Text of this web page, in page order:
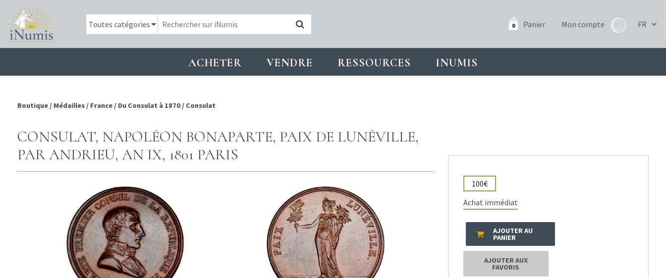
0 Panier Mon compte
ACHETER VENDRE RESSOURCES INUMIS
Boutique / Médailles / France / Du Consulat à 1870 / Consulat
CONSULAT, NAPOLÉON BONAPARTE, PAIX DE LUNÉVILLE,
PAR ANDRIEU, AN IX, 1801 PARIS
100€
Achat immédiat
AJOUTER AU
PANIER
AJOUTER AUX
FAVORIS